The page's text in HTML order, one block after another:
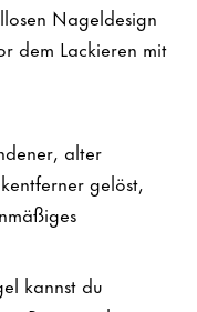
Nageldesign
dem Lackieren mit
alter
gelöst,
kannst du